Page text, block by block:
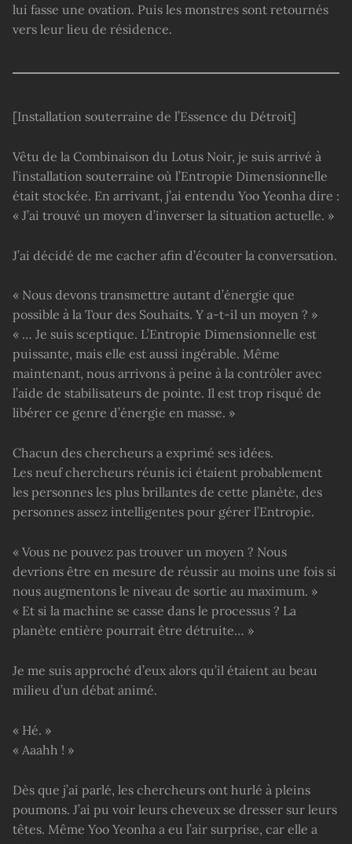
lui fasse une ovation. Puis les monstres sont retournés
vers leur lieu de résidence.
[Installation souterraine de l’Essence du Détroit]
Vêtu de la Combinaison du Lotus Noir, je suis arrivé à
l’installation souterraine où l’Entropie Dimensionnelle
était stockée. En arrivant, j’ai entendu Yoo Yeonha dire :
« J’ai trouvé un moyen d’inverser la situation actuelle. »
J’ai décidé de me cacher afin d’écouter la conversation.
« Nous devons transmettre autant d’énergie que
possible à la Tour des Souhaits. Y a-t-il un moyen ? »
« … Je suis sceptique. L’Entropie Dimensionnelle est
puissante, mais elle est aussi ingérable. Même
maintenant, nous arrivons à peine à la contrôler avec
l’aide de stabilisateurs de pointe. Il est trop risqué de
libérer ce genre d’énergie en masse. »
Chacun des chercheurs a exprimé ses idées.
Les neuf chercheurs réunis ici étaient probablement
les personnes les plus brillantes de cette planète, des
personnes assez intelligentes pour gérer l’Entropie.
« Vous ne pouvez pas trouver un moyen ? Nous
devrions être en mesure de réussir au moins une fois si
nous augmentons le niveau de sortie au maximum. »
« Et si la machine se casse dans le processus ? La
planète entière pourrait être détruite… »
Je me suis approché d’eux alors qu’il étaient au beau
milieu d’un débat animé.
« Hé. »
« Aaahh ! »
Dès que j’ai parlé, les chercheurs ont hurlé à pleins
poumons. J’ai pu voir leurs cheveux se dresser sur leurs
têtes. Même Yoo Yeonha a eu l’air surprise, car elle a